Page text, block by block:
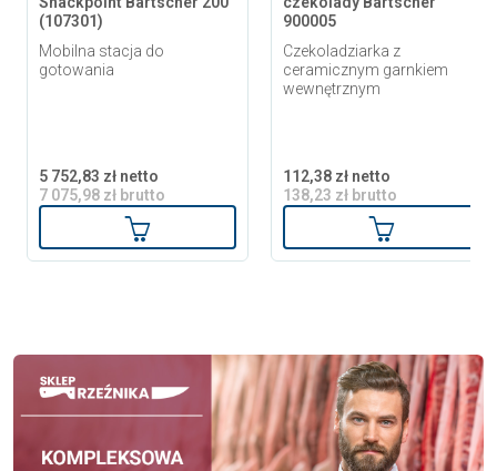
(107301)
Mobilna stacja do
gotowania
5 752,83 zł netto
7 075,98 zł brutto
Dodaj do koszyka
900005
Czekoladziarka z
ceramicznym garnkiem
wewnętrznym
112,38 zł netto
138,23 zł brutto
Dodaj do